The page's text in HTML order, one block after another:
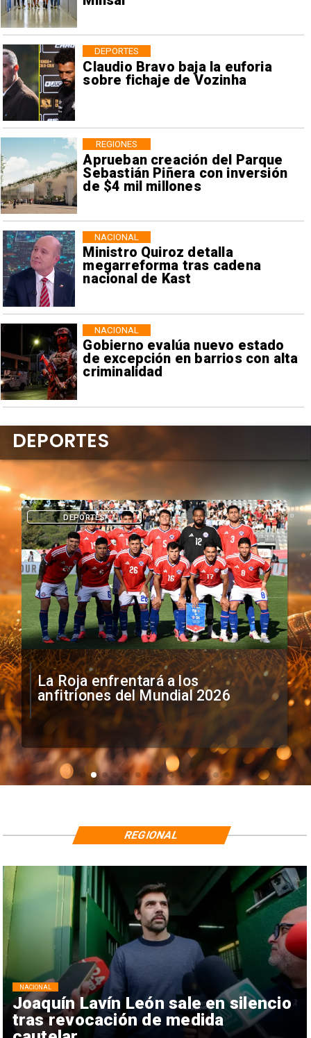
Claudio Bravo baja la euforia
sobre fichaje de Vozinha
DEPORTES
Aprueban creación del Parque
Sebastián Piñera con inversión
de $4 mil millones
REGIONES
Ministro Quiroz detalla
megarreforma tras cadena
nacional de Kast
NACIONAL
Gobierno evalúa nuevo estado
de excepción en barrios con alta
criminalidad
NACIONAL
La Roja enfrentará a los
anfitriones del Mundial 2026
DEPORTES
DEPORTES
Joaquín Lavín León sale en silencio
tras revocación de medida
NACIONAL
REGIONAL